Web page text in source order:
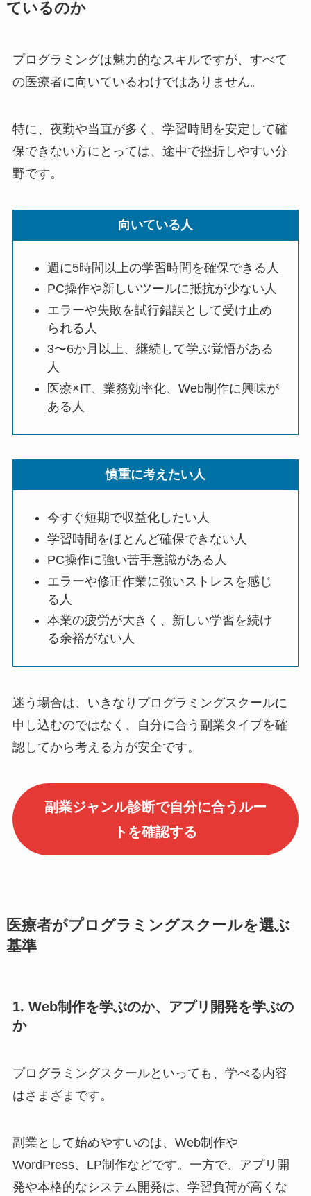
ているのか
プログラミングは魅力的なスキルですが、すべて
の医療者に向いているわけではありません。
特に、夜勤や当直が多く、学習時間を安定して確
保できない方にとっては、途中で挫折しやすい分
野です。
向いている人
週に5時間以上の学習時間を確保できる人
PC操作や新しいツールに抵抗が少ない人
エラーや失敗を試行錯誤として受け止め
られる人
3〜6か月以上、継続して学ぶ覚悟がある
人
医療×IT、業務効率化、Web制作に興味が
ある人
慎重に考えたい人
今すぐ短期で収益化したい人
学習時間をほとんど確保できない人
PC操作に強い苦手意識がある人
エラーや修正作業に強いストレスを感じ
る人
本業の疲労が大きく、新しい学習を続け
る余裕がない人
迷う場合は、いきなりプログラミングスクールに
申し込むのではなく、自分に合う副業タイプを確
認してから考える方が安全です。
副業ジャンル診断で自分に合うルー
トを確認する
医療者がプログラミングスクールを選ぶ
基準
1. Web制作を学ぶのか、アプリ開発を学ぶの
か
プログラミングスクールといっても、学べる内容
はさまざまです。
副業として始めやすいのは、Web制作や
WordPress、LP制作などです。一方で、アプリ開
発や本格的なシステム開発は、学習負荷が高くな